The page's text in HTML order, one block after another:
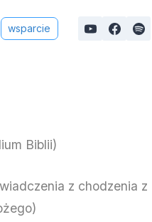
wsparcie
Biblii)
z chodzenia z